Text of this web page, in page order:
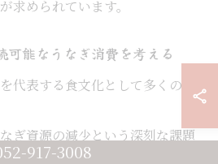
求められています。
可能なうなぎ消費を考える
代表する食文化として多くの人
ぎ資源の減少という深刻な課題
917-3008